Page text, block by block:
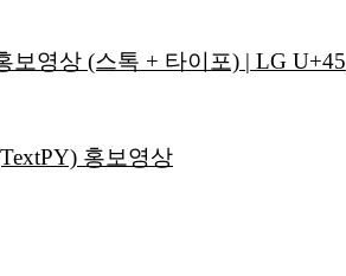
보영상 (스톡 + 타이포) | LG U+45
홍보영상